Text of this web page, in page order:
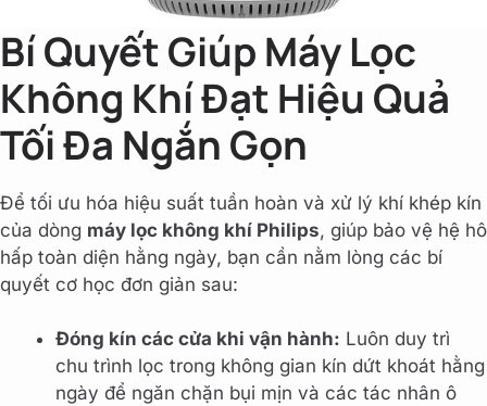
Bí Quyết Giúp Máy Lọc
Không Khí Đạt Hiệu Quả
Tối Đa Ngắn Gọn
Để tối ưu hóa hiệu suất tuần hoàn và xử lý khí khép kín
của dòng máy lọc không khí Philips, giúp bảo vệ hệ hô
hấp toàn diện hằng ngày, bạn cần nằm lòng các bí
quyết cơ học đơn giản sau:
Đóng kín các cửa khi vận hành: Luôn duy trì
chu trình lọc trong không gian kín dứt khoát hằng
ngày để ngăn chặn bụi mịn và các tác nhân ô